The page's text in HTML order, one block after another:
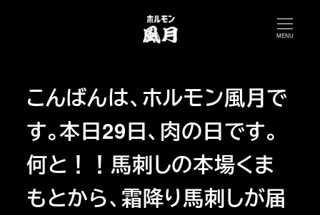
MENU
こんばんは、ホルモン風月で
す。本日29日、肉の日です。
何と！！馬刺しの本場くま
もとから、霜降り馬刺しが届